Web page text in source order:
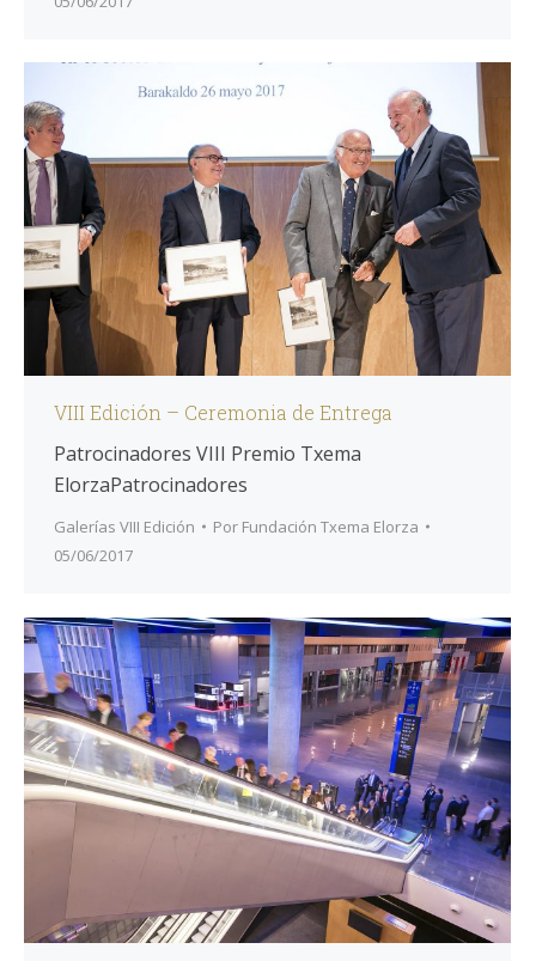
VIII Edición – Ceremonia de Entrega
Patrocinadores VIII Premio Txema
ElorzaPatrocinadores
Galerías VIII Edición Por Fundación Txema Elorza
05/06/2017